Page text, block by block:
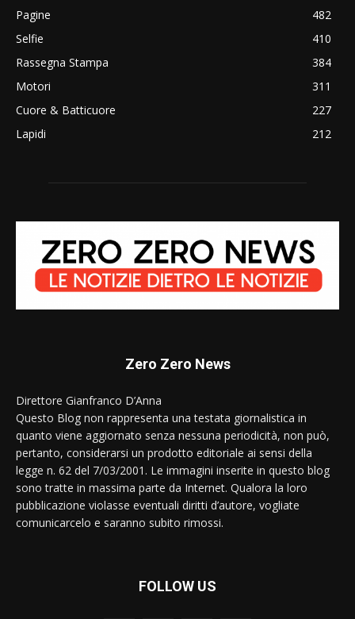
Pagine
482
Selfie
410
Rassegna Stampa
384
Motori
311
Cuore & Batticuore
227
Lapidi
212
Zero Zero News
Direttore Gianfranco D’Anna
Questo Blog non rappresenta una testata giornalistica in
quanto viene aggiornato senza nessuna periodicità, non può,
pertanto, considerarsi un prodotto editoriale ai sensi della
legge n. 62 del 7/03/2001. Le immagini inserite in questo blog
sono tratte in massima parte da Internet. Qualora la loro
pubblicazione violasse eventuali diritti d’autore, vogliate
comunicarcelo e saranno subito rimossi.
FOLLOW US